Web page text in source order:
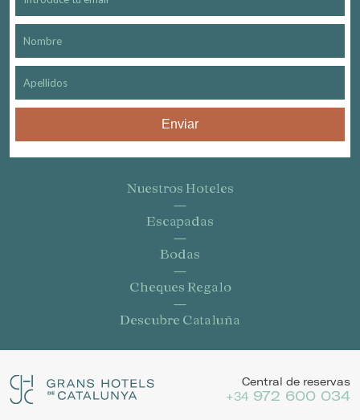
Enviar
Nuestros Hoteles
Escapadas
Bodas
Cheques Regalo
Descubre Cataluña
Central de reservas
+34 972 600 034
Aceptar todas